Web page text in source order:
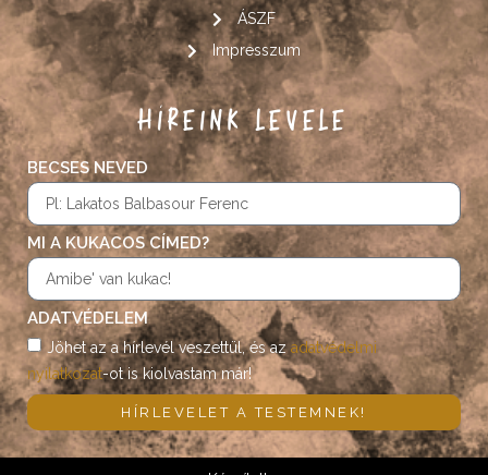
ÁSZF
Impresszum
HÍREINK LEVELE
BECSES NEVED
MI A KUKACOS CÍMED?
ADATVÉDELEM
Jöhet az a hírlevél veszettül, és azadatvédelmi
nyilatkozat-ot is kiolvastam már!
HÍRLEVELET A TESTEMNEK!